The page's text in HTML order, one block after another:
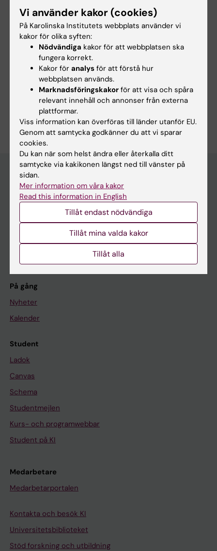
TB; Yarovsky I; Stevens MM
PREPRINT:BIORXIV.2026
An injectable soft implant for long-acting,
reversible, ultra-stable release of therapeutics
Kütahya C; Panariello L; Najer A; Rizou T;
Shamsabadi A; Brachi G; Peeler DJ; Zharova L;
Debets TFFF; Peschke P; Constantinou AP; Xie
R; Cheng Y; Burdis R; Suarez-Bonnet A; Cihova
M; Yeow J; Schaufelberger F; Malanchi I;
Stevens MM
Alla författare
Är du Luca Panariello?
Redigera din profil
Huvudmeny
Utbildning
Forskarutbildning
På gång
Nyheter
Kalender
Student
Ladok
Canvas
Schema
Studentmejlen
Kurs- och programwebbar
Student på KI
Medarbetare
Medarbetarportalen
Kontakta och besök KI
Universitetsbiblioteket
Stöd forskning och utbildning
Vi använder kakor (cookies)
På Karolinska Institutets webbplats använder vi
kakor för olika syften:
Nödvändiga kakor för att webbplatsen ska
fungera korrekt.
Kakor för analys för att förstå hur
webbplatsen används.
Marknadsföringskakor för att visa och spåra
relevant innehåll och annonser från externa
plattformar.
Viss information kan överföras till länder utanför EU.
Genom att samtycka godkänner du att vi sparar
cookies.
Du kan när som helst ändra eller återkalla ditt
samtycke via kakikonen längst ned till vänster på
sidan.
Mer information om våra kakor
Read this information in English
Tillåt endast nödvändiga
Tillåt mina valda kakor
Tillåt alla